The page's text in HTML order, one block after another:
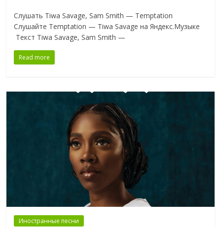
Слушать Tiwa Savage, Sam Smith — Temptation
Слушайте Temptation — Tiwa Savage на Яндекс.Музыке
Текст Tiwa Savage, Sam Smith —
Read more
Иностранные песни